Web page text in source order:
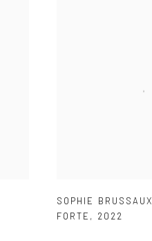
SOPHIE BRUSSAUX
FORTE , 2022